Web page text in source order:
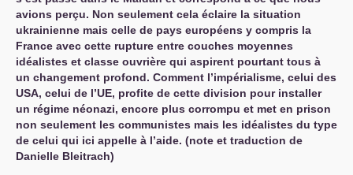
avions perçu. Non seulement cela éclaire la situation
ukrainienne mais celle de pays européens y compris la
France avec cette rupture entre couches moyennes
idéalistes et classe ouvrière qui aspirent pourtant tous à
un changement profond. Comment l’impérialisme, celui des
USA, celui de l’UE, profite de cette division pour installer
un régime néonazi, encore plus corrompu et met en prison
non seulement les communistes mais les idéalistes du type
de celui qui ici appelle à l’aide. (note et traduction de
Danielle Bleitrach)